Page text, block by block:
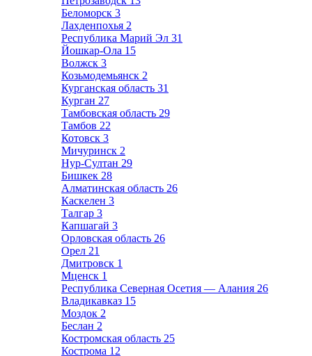
Беломорск 3
Лахденпохья 2
Республика Марий Эл 31
Йошкар-Ола 15
Волжск 3
Козьмодемьянск 2
Курганская область 31
Курган 27
Тамбовская область 29
Тамбов 22
Котовск 3
Мичуринск 2
Нур-Султан 29
Бишкек 28
Алматинская область 26
Каскелен 3
Талгар 3
Капшагай 3
Орловская область 26
Орел 21
Дмитровск 1
Мценск 1
Республика Северная Осетия — Алания 26
Владикавказ 15
Моздок 2
Беслан 2
Костромская область 25
Кострома 12